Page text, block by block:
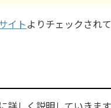
イトよりチェックされ